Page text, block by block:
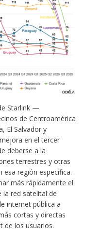
Starlink —
de Centroamérica
El Salvador y
en el tercer
deberse a la
terrestres y otras
región específica.
más rápidamente el
la red satelital de
internet pública a
cortas y directas
de los usuarios.